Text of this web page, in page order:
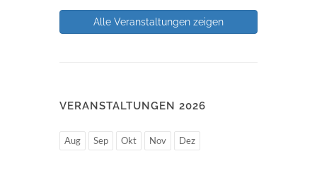
Alle Veranstaltungen zeigen
VERANSTALTUNGEN 2026
Aug Sep Okt Nov Dez